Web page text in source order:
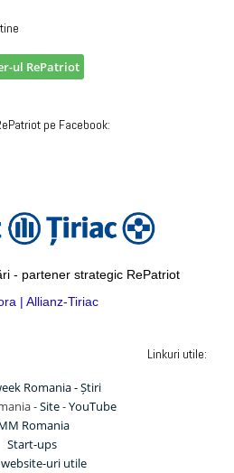
ul RePatriot
pe Facebook:
- partener strategic RePatriot
| Allianz-Tiriac
Linkuri utile:
Romania - Știri
-Site-YouTube
Romania
Start-ups
uri utile